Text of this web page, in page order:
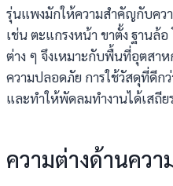
รุ่นแพงมักให้ความสำคัญกับควา
เช่น ตะแกรงหน้า ขาตั้ง ฐานล้
ต่าง ๆ จึงเหมาะกับพื้นที่อุตสา
ความปลอดภัย การใช้วัสดุที่ดีก
และทำให้พัดลมทำงานได้เสถีย
ความต่างด้านคว